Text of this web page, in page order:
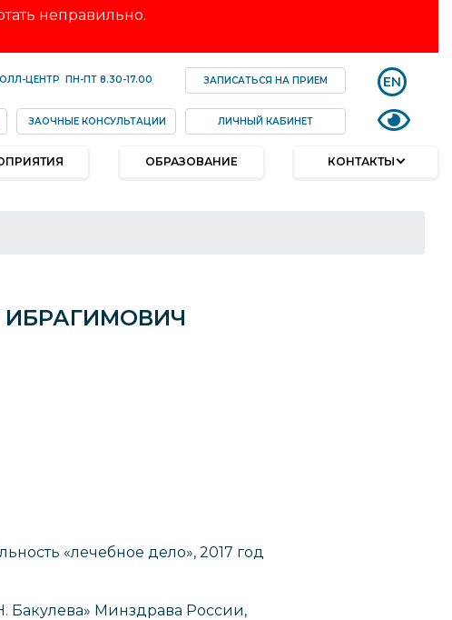
неправильно.
ЦЕНТР ПН-ПТ 8.30-17.00 ЗАПИСАТЬСЯ НА ПРИЕМ
ЗАОЧНЫЕ КОНСУЛЬТАЦИИ ЛИЧНЫЙ КАБИНЕТ
EN
ОБРАЗОВАНИЕ КОНТАКТЫ
ИБРАГИМОВИЧ
«лечебное дело», 2017 год
Бакулева» Минздрава России,